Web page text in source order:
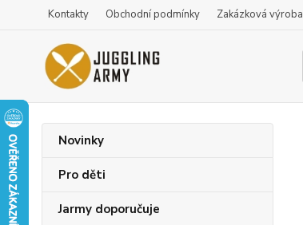
Kontakty Obchodní podmínky Zakázková výroba
Novinky
Pro děti
Jarmy doporučuje